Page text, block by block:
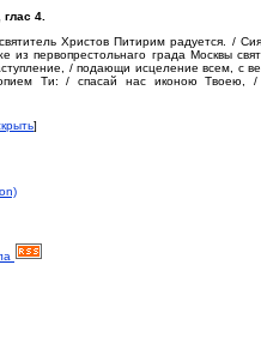
4.
Христов Питирим радуется. /
первопрестольнаго града Москвы
/ подающи исцеление всем, с
Ти: / спасай нас иконою Твоею, /
]